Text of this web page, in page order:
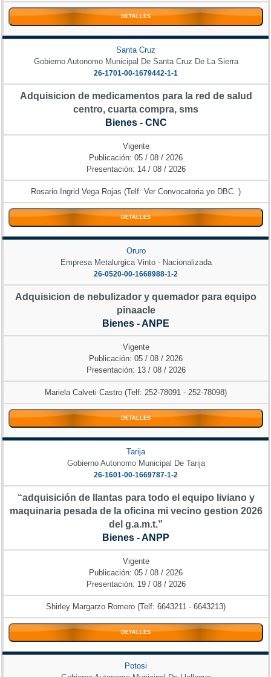
DETALLES
Santa Cruz
Gobierno Autonomo Municipal De Santa Cruz De La Sierra
26-1701-00-1679442-1-1
Adquisicion de medicamentos para la red de salud
centro, cuarta compra, sms
Bienes - CNC
Vigente
Publicación: 05 / 08 / 2026
Presentación: 14 / 08 / 2026
Rosario Ingrid Vega Rojas (Telf: Ver Convocatoria yo DBC. )
DETALLES
Oruro
Empresa Metalurgica Vinto - Nacionalizada
26-0520-00-1668988-1-2
Adquisicion de nebulizador y quemador para equipo
pinaacle
Bienes - ANPE
Vigente
Publicación: 05 / 08 / 2026
Presentación: 13 / 08 / 2026
Mariela Calveti Castro (Telf: 252-78091 - 252-78098)
DETALLES
Tarija
Gobierno Autonomo Municipal De Tarija
26-1601-00-1669787-1-2
“adquisición de llantas para todo el equipo liviano y
maquinaria pesada de la oficina mi vecino gestion 2026
del g.a.m.t.”
Bienes - ANPP
Vigente
Publicación: 05 / 08 / 2026
Presentación: 19 / 08 / 2026
Shirley Margarzo Romero (Telf: 6643211 - 6643213)
DETALLES
Potosi